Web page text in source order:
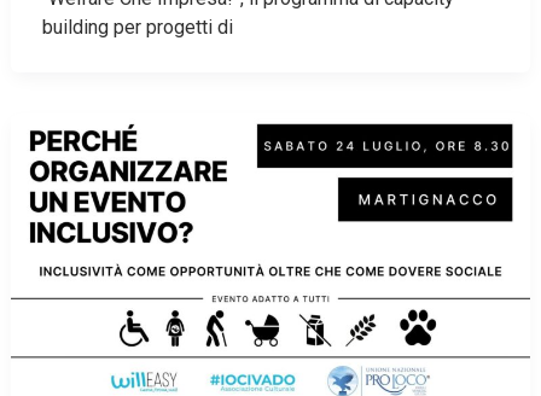
building per progetti di